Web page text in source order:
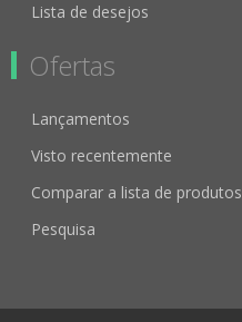
Lista de desejos
Ofertas
Lançamentos
Visto recentemente
Comparar a lista de produtos
Pesquisa